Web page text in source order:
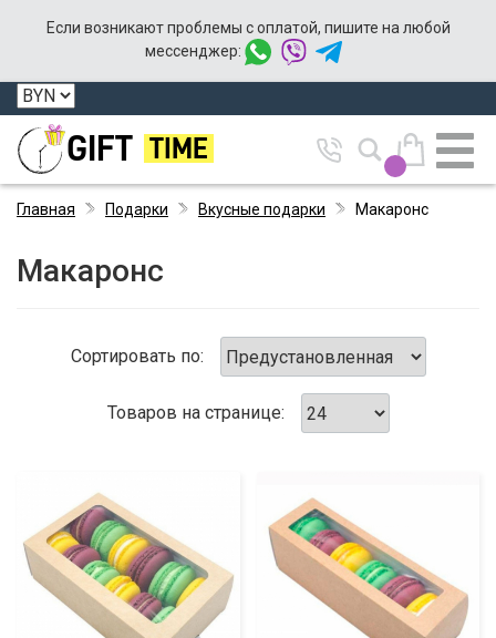
Если возникают проблемы с оплатой, пишите на любой
мессенджер:
GIFT TIME
Главная Подарки Вкусные подарки Макаронс
Макаронс
Сортировать по:
Товаров на странице: